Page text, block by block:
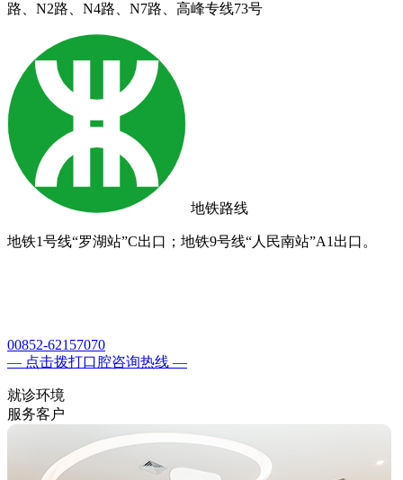
路、N2路、N4路、N7路、高峰专线73号
地铁路线
地铁1号线“罗湖站”C出口；地铁9号线“人民南站”A1出口。
00852-62157070
— 点击拨打口腔咨询热线 —
就诊环境
服务客户